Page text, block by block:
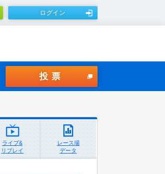
ログイン
投票
ライブ&
リプレイ
レース場
データ